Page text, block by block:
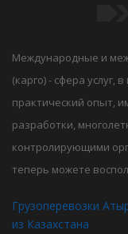
Международные и
(карго) - сфера
практический опыт,
разработки,
контролирующими
теперь можете
Грузоперевозки
из Казахстана